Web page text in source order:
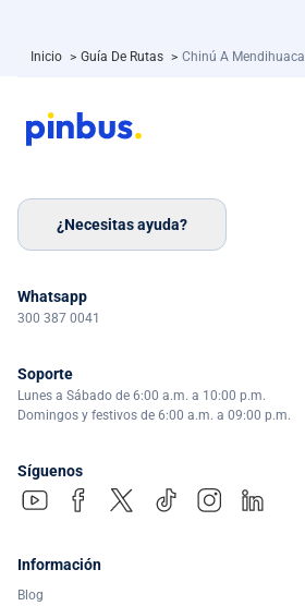
Inicio > Guía De Rutas > Chinú A Mendihuaca
¿Necesitas ayuda?
Whatsapp
300 387 0041
Soporte
Lunes a Sábado de 6:00 a.m. a 10:00 p.m.
Domingos y festivos de 6:00 a.m. a 09:00 p.m.
Síguenos
Información
Blog